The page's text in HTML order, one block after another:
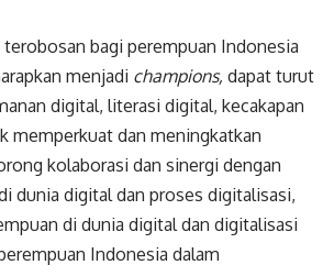
bagi perempuan Indonesia
menjadi champions, dapat turut
digital, literasi digital, kecakapan
memperkuat dan meningkatkan
kolaborasi dan sinergi dengan
dunia digital dan proses digitalisasi,
di dunia digital dan digitalisasi
Indonesia dalam